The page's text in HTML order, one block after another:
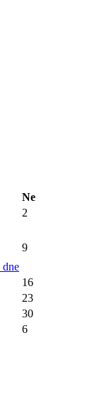
Ne
2
dne
9
16
23
30
6